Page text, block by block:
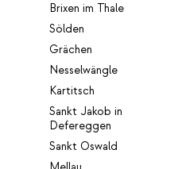
Brixen im Thale
Sölden
Grächen
Nesselwängle
Kartitsch
Sankt Jakob in
Defereggen
Sankt Oswald